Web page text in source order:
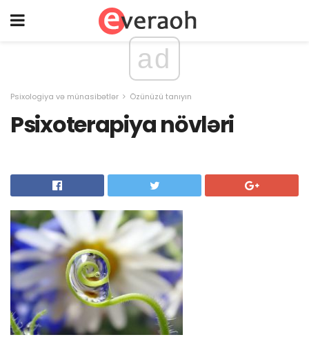
ad
Psixologiya və münasibətlər Özünüzü tanıyın
Psixoterapiya növləri